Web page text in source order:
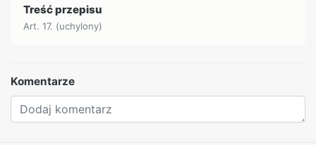
Treść przepisu
Art. 17. (uchylony)
Komentarze